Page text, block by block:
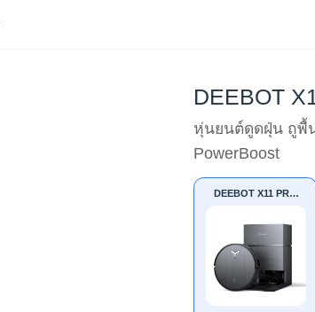
DEEBOT
หุ่นยนต์ดูดฝุ่น ถูพื้
PowerBoost
DEEBOT X11 PRO